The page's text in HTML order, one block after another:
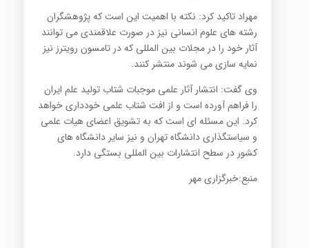
مهراد تاکید کرد: نکته با اهمیت این است که پژوهشگران
رشته های علوم انسانی نیز در صورت علاقمندی می توانند
آثار خود را در مجلات بین المللی که در تامسون رویترز نیز
نمایه سازی می شوند منتشر کنند.
وی گفت: انتشار آثار علمی موجبات شتاب تولید علم ایران
را فراهم آورده است و از افت شتاب علمی خودداری خواهد
کرد. این مسئله ای است که به تشویق اعضای هیات علمی
و سیاستگذاری دانشگاه تهران و نیز سایر دانشگاه های
کشور در سطح انتشارات بین المللی بستگی دارد.
منبع:خبرگزاری مهر